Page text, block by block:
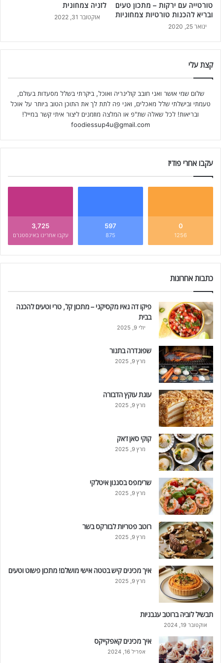
טורטייה עם ירקות – מתכון טעים
ובריא להכנות טורטיות צמחוניות
ינואר 25, 2020
לזניה צמחונית
אוקטובר 31, 2022
קצת עלי
שלום שמי אושר ואני חובב קולינריה ואוכל, ביקרתי בשלל מסעדות בעולם,
טעמתי ובישלתי שלל מאכלים, ואני פה לתת לך את התוכן הטוב ביותר על אוכל
ובריאות! לכל שאלה שת"פ או המלצה מוזמנים ליצור איתי קשר במייל!
foodiessup4u@gmail.com
עקבו אחרי פודיז
0
1256
597
875
3,725
עקבו אחרינו באינסטגרם
כתבות אחרונות
פיקו דה גאיו מקסיקני – מתכון קל, טרי וטעים להכנה
בבית
יולי 9, 2025
שפונדרה בתנור
מרץ 9, 2025
עוגת עוקץ הדבורה
מרץ 9, 2025
קוקי סאן ז'אק
מרץ 9, 2025
שרימפס בסגנון איטלקי
מרץ 9, 2025
רוטב פטריות לבורקס בשר
מרץ 9, 2025
איך מכינים קיש בטטה אישי מושלם! מתכון פשוט וטעים
מרץ 9, 2025
תבשיל לוביה ברוטב עגבניות
אוקטובר 19, 2024
איך מכינים קאפקייקס
אפריל 16, 2024